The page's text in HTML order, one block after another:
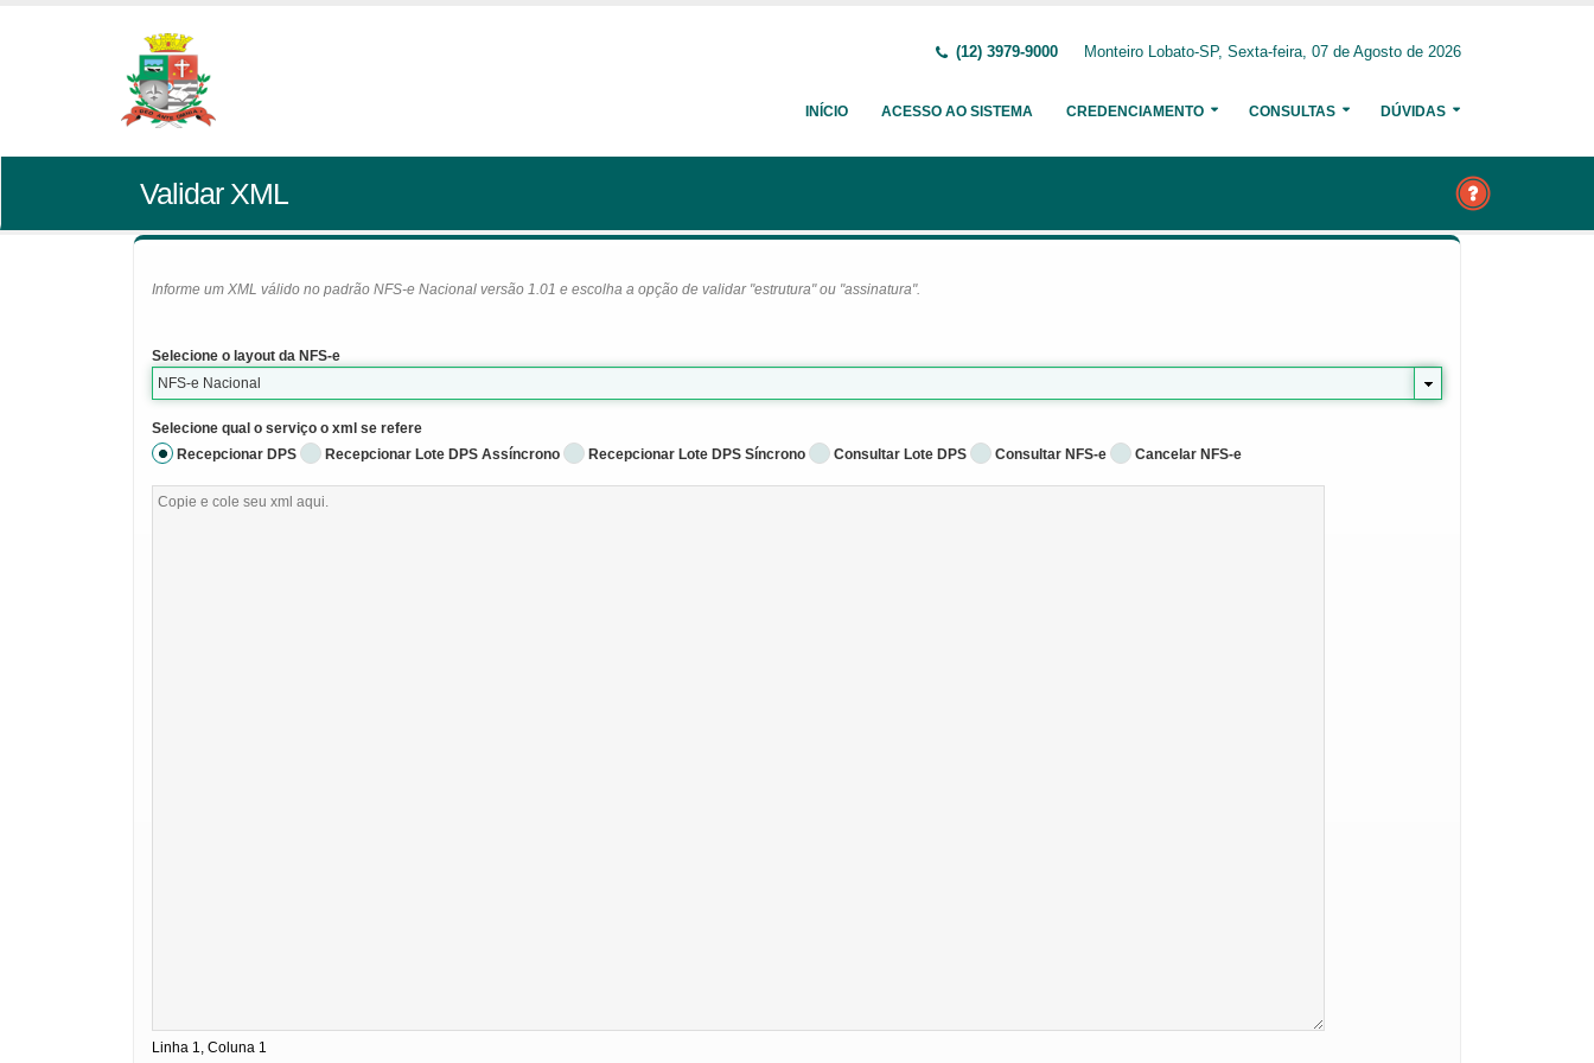
(12) 3979-9000 Monteiro Lobato-SP, Sexta-feira, 07 de Agosto de 2026
INÍCIO ACESSO AO SISTEMA CREDENCIAMENTO CONSULTAS DÚVIDAS
Validar XML
Informe um XML válido no padrão NFS-e Nacional versão 1.01 e escolha a opção de validar "estrutura" ou "assinatura".
Selecione o layout da NFS-e
NFS-e Nacional
Selecione qual o serviço o xml se refere
Recepcionar DPS
Recepcionar Lote DPS Assíncrono Recepcionar Lote DPS Síncrono Consultar Lote DPS Consultar NFS-e Cancelar NFS-e
Linha 1, Coluna 1